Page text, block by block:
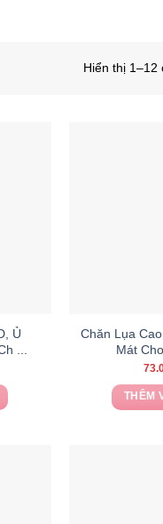
Hiển thị 1–12
Ủ
...
Chăn Lụa
Mát
THÊM